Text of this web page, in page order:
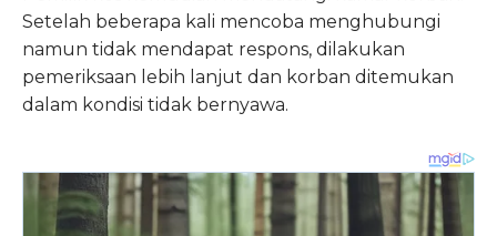
Setelah beberapa kali mencoba menghubungi
namun tidak mendapat respons, dilakukan
pemeriksaan lebih lanjut dan korban ditemukan
dalam kondisi tidak bernyawa.